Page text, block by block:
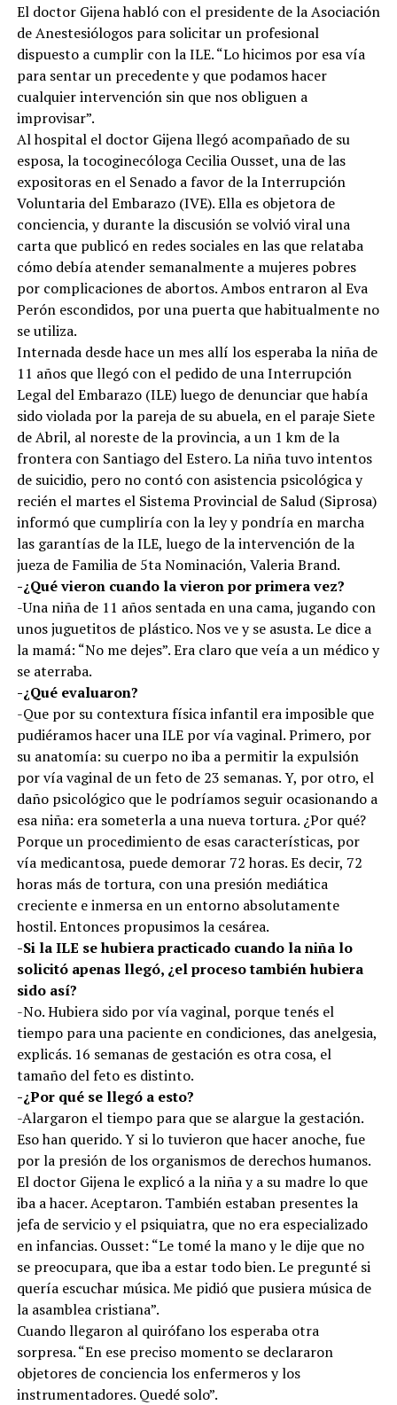
El doctor Gijena habló con el presidente de la Asociación
de Anestesiólogos para solicitar un profesional
dispuesto a cumplir con la ILE. “Lo hicimos por esa vía
para sentar un precedente y que podamos hacer
cualquier intervención sin que nos obliguen a
improvisar”.
Al hospital el doctor Gijena llegó acompañado de su
esposa, la tocoginecóloga Cecilia Ousset, una de las
expositoras en el Senado a favor de la Interrupción
Voluntaria del Embarazo (IVE). Ella es objetora de
conciencia, y durante la discusión se volvió viral una
carta que publicó en redes sociales en las que relataba
cómo debía atender semanalmente a mujeres pobres
por complicaciones de abortos. Ambos entraron al Eva
Perón escondidos, por una puerta que habitualmente no
se utiliza.
Internada desde hace un mes allí los esperaba la niña de
11 años que llegó con el pedido de una Interrupción
Legal del Embarazo (ILE) luego de denunciar que había
sido violada por la pareja de su abuela, en el paraje Siete
de Abril, al noreste de la provincia, a un 1 km de la
frontera con Santiago del Estero. La niña tuvo intentos
de suicidio, pero no contó con asistencia psicológica y
recién el martes el Sistema Provincial de Salud (Siprosa)
informó que cumpliría con la ley y pondría en marcha
las garantías de la ILE, luego de la intervención de la
jueza de Familia de 5ta Nominación, Valeria Brand.
-¿Qué vieron cuando la vieron por primera vez?
-Una niña de 11 años sentada en una cama, jugando con
unos juguetitos de plástico. Nos ve y se asusta. Le dice a
la mamá: “No me dejes”. Era claro que veía a un médico y
se aterraba.
-¿Qué evaluaron?
-Que por su contextura física infantil era imposible que
pudiéramos hacer una ILE por vía vaginal. Primero, por
su anatomía: su cuerpo no iba a permitir la expulsión
por vía vaginal de un feto de 23 semanas. Y, por otro, el
daño psicológico que le podríamos seguir ocasionando a
esa niña: era someterla a una nueva tortura. ¿Por qué?
Porque un procedimiento de esas características, por
vía medicantosa, puede demorar 72 horas. Es decir, 72
horas más de tortura, con una presión mediática
creciente e inmersa en un entorno absolutamente
hostil. Entonces propusimos la cesárea.
-Si la ILE se hubiera practicado cuando la niña lo
solicitó apenas llegó, ¿el proceso también hubiera
sido así?
-No. Hubiera sido por vía vaginal, porque tenés el
tiempo para una paciente en condiciones, das anelgesia,
explicás. 16 semanas de gestación es otra cosa, el
tamaño del feto es distinto.
-¿Por qué se llegó a esto?
-Alargaron el tiempo para que se alargue la gestación.
Eso han querido. Y si lo tuvieron que hacer anoche, fue
por la presión de los organismos de derechos humanos.
El doctor Gijena le explicó a la niña y a su madre lo que
iba a hacer. Aceptaron. También estaban presentes la
jefa de servicio y el psiquiatra, que no era especializado
en infancias. Ousset: “Le tomé la mano y le dije que no
se preocupara, que iba a estar todo bien. Le pregunté si
quería escuchar música. Me pidió que pusiera música de
la asamblea cristiana”.
Cuando llegaron al quirófano los esperaba otra
sorpresa. “En ese preciso momento se declararon
objetores de conciencia los enfermeros y los
instrumentadores. Quedé solo”.